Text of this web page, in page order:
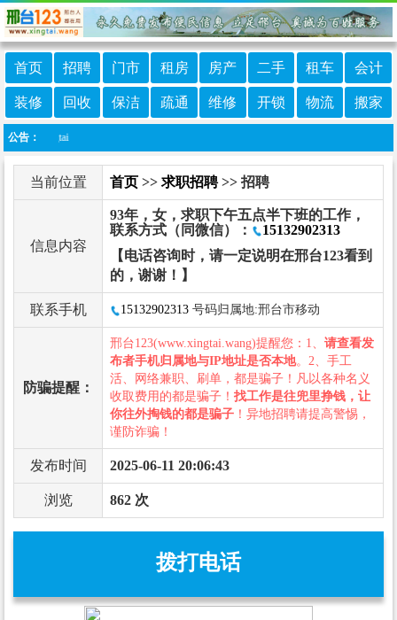
首页 招聘 门市 租房 房产 二手 租车 会计
装修 回收 保洁 疏通 维修 开锁 物流 搬家
公告：
：cnxingtai
当前位置 首页 >> 求职招聘>> 招聘
信息内容
93年，女，求职下午五点半下班的工作，
联系方式（同微信）：
15132902313
【电话咨询时，请一定说明在邢台123看到
的，谢谢！】
联系手机 15132902313 号码归属地:邢台市移动
防骗提醒：
邢台123(www.xingtai.wang)提醒您：1、 请查看发
布者手机归属地与IP地址是否本地。2、手工
活、网络兼职、刷单，都是骗子！凡以各种名义
收取费用的都是骗子！ 找工作是往兜里挣钱，让
你往外掏钱的都是骗子 ！异地招聘请提高警惕，
谨防诈骗！
发布时间 2025-06-11 20:06:43
浏览 862 次
拨打电话